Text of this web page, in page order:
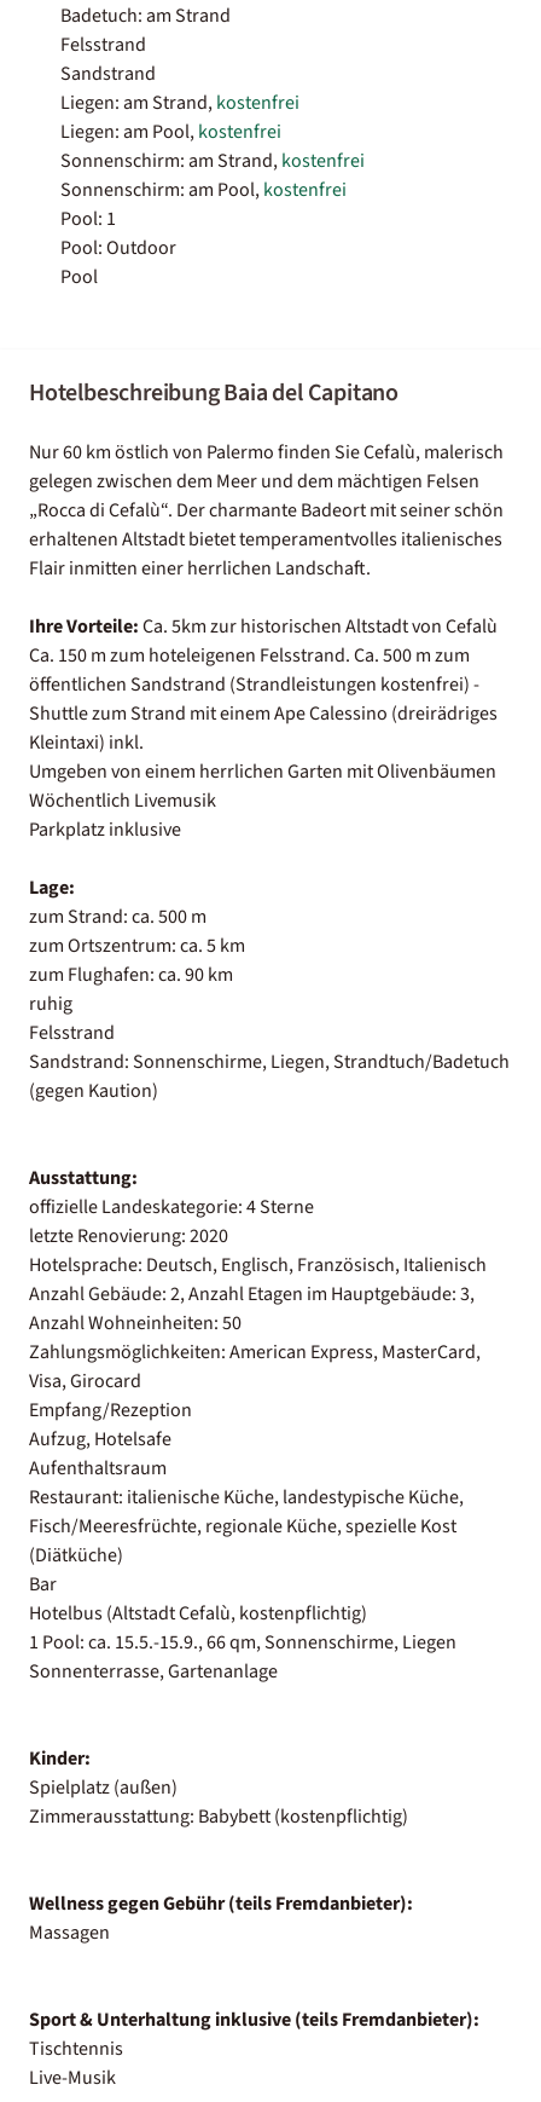
Badetuch: am Strand
Felsstrand
Sandstrand
Liegen: am Strand,kostenfrei
Liegen: am Pool,kostenfrei
Sonnenschirm: am Strand,kostenfrei
Sonnenschirm: am Pool,kostenfrei
Pool: 1
Pool: Outdoor
Pool
Hotelbeschreibung Baia del Capitano
Nur 60 km östlich von Palermo finden Sie Cefalù, malerisch
gelegen zwischen dem Meer und dem mächtigen Felsen
„Rocca di Cefalù“. Der charmante Badeort mit seiner schön
erhaltenen Altstadt bietet temperamentvolles italienisches
Flair inmitten einer herrlichen Landschaft.
Ihre Vorteile:Ca. 5km zur historischen Altstadt von Cefalù
Ca. 150 m zum hoteleigenen Felsstrand. Ca. 500 m zum
öffentlichen Sandstrand (Strandleistungen kostenfrei) -
Shuttle zum Strand mit einem Ape Calessino (dreirädriges
Kleintaxi) inkl.
Umgeben von einem herrlichen Garten mit Olivenbäumen
Wöchentlich Livemusik
Parkplatz inklusive
Lage:
zum Strand: ca. 500 m
zum Ortszentrum: ca. 5 km
zum Flughafen: ca. 90 km
ruhig
Felsstrand
Sandstrand: Sonnenschirme, Liegen, Strandtuch/Badetuch
(gegen Kaution)
Ausstattung:
offizielle Landeskategorie: 4 Sterne
letzte Renovierung: 2020
Hotelsprache: Deutsch, Englisch, Französisch, Italienisch
Anzahl Gebäude: 2, Anzahl Etagen im Hauptgebäude: 3,
Anzahl Wohneinheiten: 50
Zahlungsmöglichkeiten: American Express, MasterCard,
Visa, Girocard
Empfang/Rezeption
Aufzug, Hotelsafe
Aufenthaltsraum
Restaurant: italienische Küche, landestypische Küche,
Fisch/Meeresfrüchte, regionale Küche, spezielle Kost
(Diätküche)
Bar
Hotelbus (Altstadt Cefalù, kostenpflichtig)
1 Pool: ca. 15.5.-15.9., 66 qm, Sonnenschirme, Liegen
Sonnenterrasse, Gartenanlage
Kinder:
Spielplatz (außen)
Zimmerausstattung: Babybett (kostenpflichtig)
Wellness gegen Gebühr (teils Fremdanbieter):
Massagen
Sport & Unterhaltung inklusive (teils Fremdanbieter):
Tischtennis
Live-Musik